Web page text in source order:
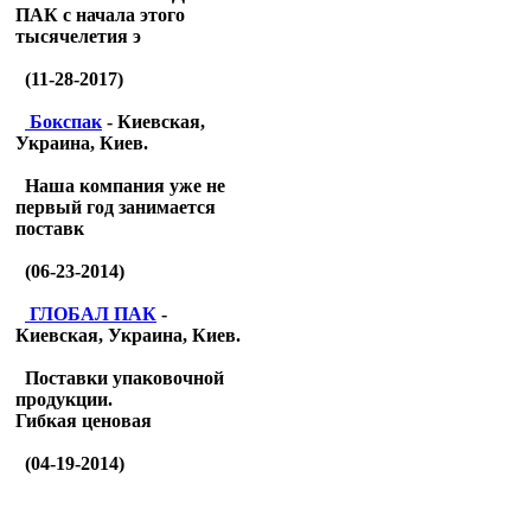
ПАК с начала этого
тысячелетия э
(11-28-2017)
Бокспак - Киевская,
Украина, Киев.
Наша компания уже не
первый год занимается
поставк
(06-23-2014)
ГЛОБАЛ ПАК -
Киевская, Украина, Киев.
Поставки упаковочной
продукции.
Гибкая ценовая
(04-19-2014)